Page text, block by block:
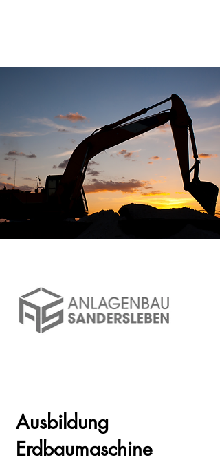
Ausbildung
Erdbaumaschine